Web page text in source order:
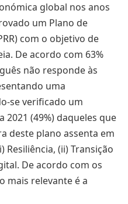
global nos anos
um Plano de
com o objetivo de
De acordo com 63%
não responde às
uma
se verificado um
2021 (49%) daqueles que
deste plano assenta em
Resiliência, (ii) Transição
De acordo com os
mais relevante é a